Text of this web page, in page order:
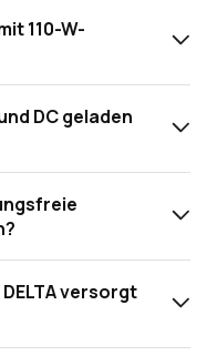
110-W-
DC geladen
versorgt